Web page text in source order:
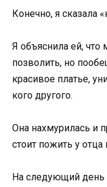
Конечно, я сказала
Я объяснила ей,
позволить, но
красивое платье,
кого другого.
Она нахмурилась и
стоит пожить у
На следующий